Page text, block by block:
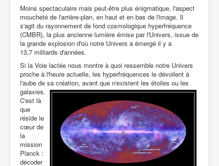
Moins spectaculaire mais peut-être plus énigmatique, l'aspect
moucheté de l'arrière-plan, en haut et en bas de l'image. Il
s'agit du rayonnement de fond cosmologique hyperfréquence
(CMBR), la plus ancienne lumière émise par l'Univers, issue de
la grande explosion d'où notre Univers a émergé il y a
13,7 milliards d'années.
Si la Voie lactée nous montre à quoi ressemble notre Univers
proche à l'heure actuelle, les hyperfréquences le dévoilent à
l'aube de sa création, avant que n'existent les étoiles ou les
galaxies.
C'est là
que
réside le
cœur de
la
mission
Planck :
décoder